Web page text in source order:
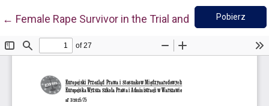
← Wróć do szczegółów artykułu
Female Rape Survivor in the Trial and Epistemic
Pobierz